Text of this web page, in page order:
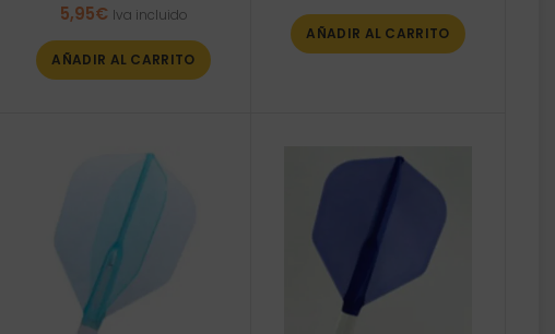
5,95€ Iva incluido
AÑADIR AL CARRITO
AÑADIR AL CARRITO